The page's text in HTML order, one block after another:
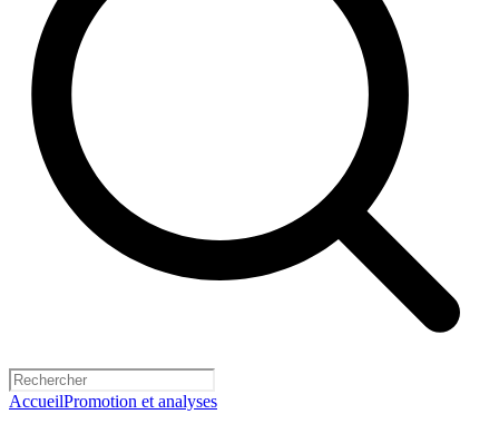
AccueilPromotion et analyses